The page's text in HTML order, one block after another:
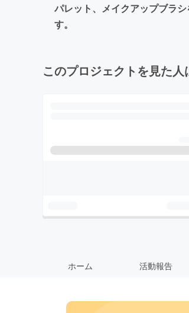
パレット、メイクアップブラ
す。
このプロジェクトを見た
ホーム 活動報告